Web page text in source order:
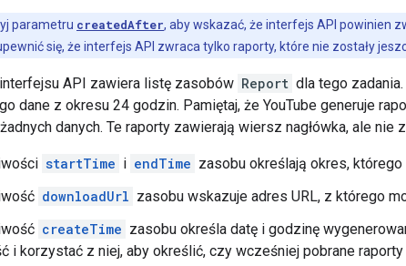
parametru createdAfter, aby wskazać, że interfejs API powinien
się, że interfejs API zwraca tylko raporty, które nie zostały
interfejsu API zawiera listę zasobów Report dla tego
dane z okresu 24 godzin. Pamiętaj, że YouTube generuje
żadnych danych. Te raporty zawierają wiersz nagłówka, ale nie
startTime i endTime zasobu określają okres,
downloadUrl zasobu wskazuje adres URL, z którego
createTime zasobu określa datę i godzinę
i korzystać z niej, aby określić, czy wcześniej pobrane raporty